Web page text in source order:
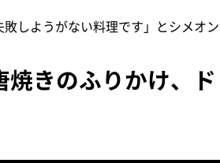
敗しようがない料理です」とシメオン
焼きのふりかけ、